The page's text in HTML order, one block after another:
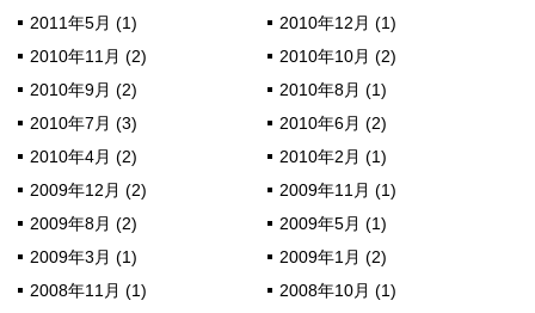
2011年5月 (1)
2010年12月 (1)
2010年11月 (2)
2010年10月 (2)
2010年9月 (2)
2010年8月 (1)
2010年7月 (3)
2010年6月 (2)
2010年4月 (2)
2010年2月 (1)
2009年12月 (2)
2009年11月 (1)
2009年8月 (2)
2009年5月 (1)
2009年3月 (1)
2009年1月 (2)
2008年11月 (1)
2008年10月 (1)